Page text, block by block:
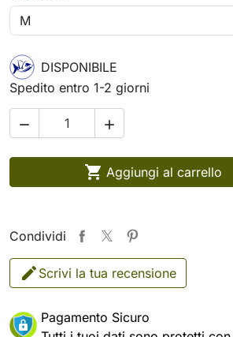
DISPONIBILE
Spedito entro 1-2 giorni
 
 Aggiungi al carrello
Condividi
Scrivi la tua recensione
Pagamento Sicuro